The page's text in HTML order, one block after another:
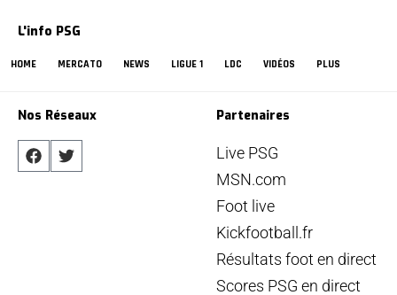
L'info PSG
HOME MERCATO NEWS LIGUE 1 LDC VIDÉOS PLUS
Nos Réseaux Partenaires
Live PSG
MSN.com
Foot live
Kickfootball.fr
Résultats foot en direct
Scores PSG en direct